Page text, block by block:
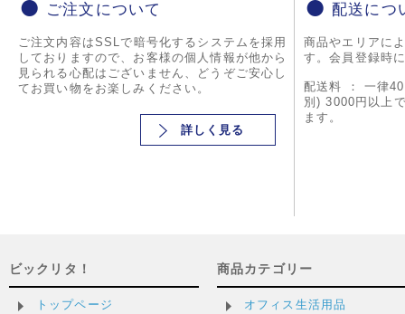
ご注文について
ご注文内容はSSLで暗号化するシステムを採用
しておりますので、お客様の個人情報が他から
見られる心配はございません、どうぞご安心し
てお買い物をお楽しみください。
詳しく見る
配送につ
商品やエリアに
す。会員登録時
配送料 ： 一律
別) 3000円以上
ます。
ビックリタ！
トップページ
商品カテゴリー
オフィス生活用品